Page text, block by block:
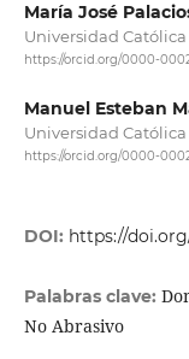
María José
Universidad
https://orcid.org/0000-
Manuel Esteban
Universidad
https://orcid.org/0000-
DOI: https://
Palabras clave:
No Abrasivo